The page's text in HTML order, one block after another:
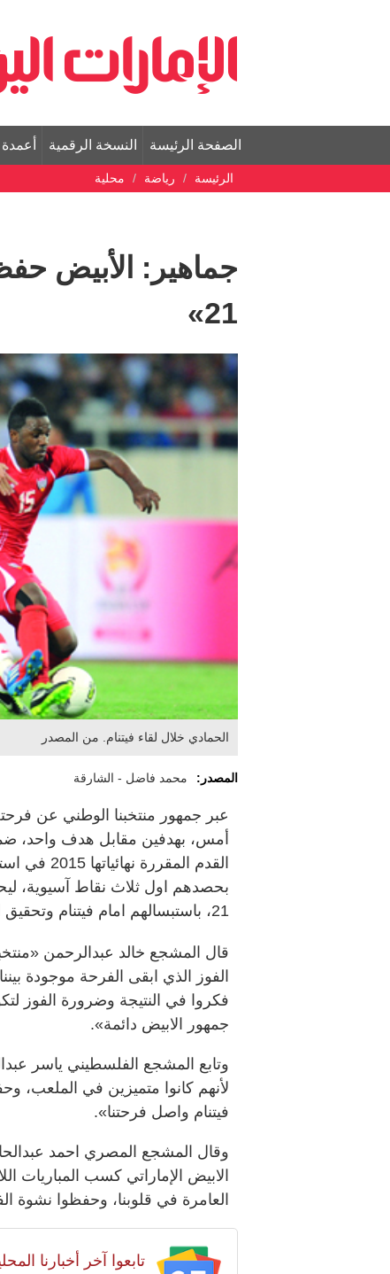
الصفحة الرئيسة النسخة الرقمية أعمدة
الرئيسة رياضة محلية
جماهير: الأبيض
‬21»
الحمادي خلال لقاء فيتنام. من المصدر
المصدر: محمد فاضل - الشارقة
عبر جمهور منتخبنا الوطني عن
أمس، بهدفين مقابل هدف واحد،
القدم
بحصدهم اول ثلاث نقاط آسيوية،
‬21، باستبسالهم امام فيتنام وتحقيق الفوز.
قال المشجع خالد عبدالرحمن
الفوز الذي ابقى الفرحة موجودة
فكروا في النتيجة وضرورة الفوز
جمهور الابيض دائمة».
وتابع المشجع الفلسطيني ياسر
فيتنام واصل فرحتنا».
الابيض الإماراتي كسب المباريات
العامرة في قلوبنا، وحفظوا نشوة
تابعوا آخر أخبارنا